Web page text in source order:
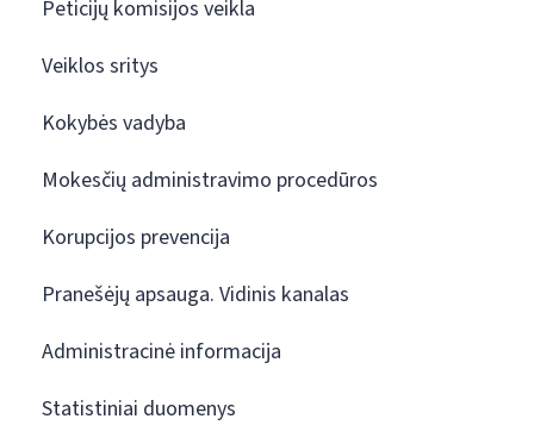
Peticijų komisijos veikla
Veiklos sritys
Kokybės vadyba
Mokesčių administravimo procedūros
Korupcijos prevencija
Pranešėjų apsauga. Vidinis kanalas
Administracinė informacija
Statistiniai duomenys